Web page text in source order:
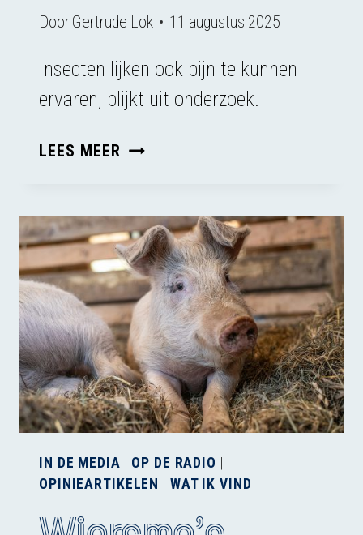
DoorGertrude Lok 11 augustus 2025
Insecten lijken ook pijn te kunnen
ervaren, blijkt uit onderzoek.
LEES MEER INSECTEN
ERVAREN
IN DE MEDIA OP DE RADIO
OPINIEARTIKELEN
WAT IK VIND